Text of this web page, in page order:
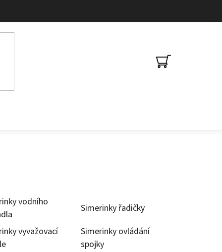
NÁKUPNÍ
vodního
Simerinky řadičky
vyvažovací
Simerinky ovládání
spojky